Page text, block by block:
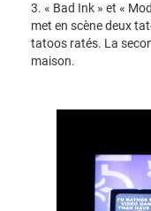
3. « Bad Ink » et «
met en scène deux
tatoos ratés. La
maison.